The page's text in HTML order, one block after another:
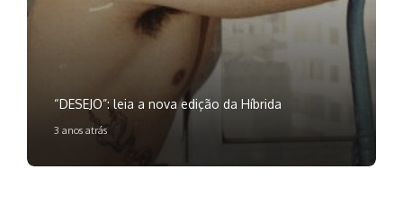
“DESEJO”: leia a nova edição da Híbrida
3 anos atrás